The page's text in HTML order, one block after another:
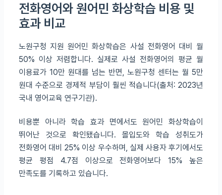
전화영어와 원어민 화상학습 비용 및
효과 비교
노원구청 지원 원어민 화상학습은 사설 전화영어 대비 월
50% 이상 저렴합니다. 실제로 사설 전화영어의 평균 월
이용료가 10만 원대를 넘는 반면, 노원구청 센터는 월 5만
원대 수준으로 경제적 부담이 훨씬 적습니다(출처: 2023년
국내 영어교육 연구기관).
비용뿐 아니라 학습 효과 면에서도 원어민 화상학습이
뛰어난 것으로 확인됐습니다. 몰입도와 학습 성취도가
전화영어 대비 25% 이상 우수하며, 실제 사용자 후기에서도
평균 평점 4.7점 이상으로 전화영어보다 15% 높은
만족도를 기록하고 있습니다.